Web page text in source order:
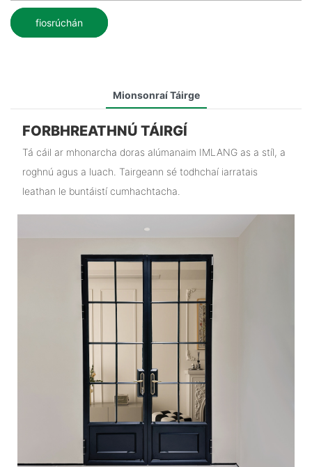
fiosrúchán
Mionsonraí Táirge
FORBHREATHNÚ TÁIRGÍ
Tá cáil ar mhonarcha doras alúmanaim IMLANG as a stíl, a
roghnú agus a luach. Tairgeann sé todhchaí iarratais
leathan le buntáistí cumhachtacha.